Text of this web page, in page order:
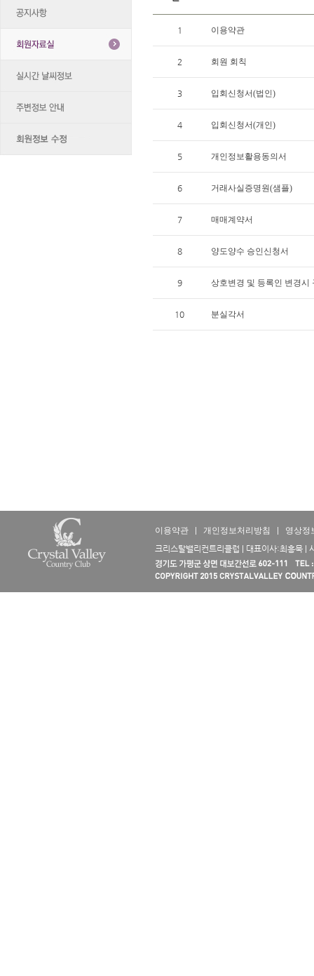
1 이용약관
2 회원 회칙
3 입회신청서(법인)
4 입회신청서(개인)
5 개인정보활용동의서
6 거래사실증명원(샘플)
7 매매계약서
8 양도양수 승인신청서
9 상호변경 및 등록인 변경시
10 분실각서
이용약관 개인정보처리방침
영상정
크리스탈밸리컨트리클럽 | 대표이사:최흥묵